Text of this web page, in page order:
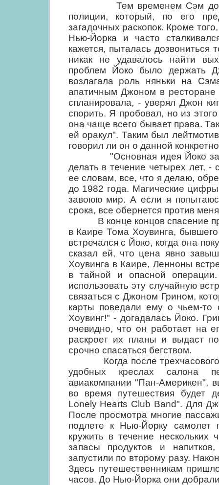
Тем временем Сэм
полиции, который, по его
загадочных раскопок. Кроме
Нью-Йорка и часто
кажется, пыталась
никак не удавалось найти
проблем Йоко было держать
возлагала роль няньки на
апатичным Джоном в
спланировала, - уверял Джон
спорить. Я пробовал, но из
она чаще всего бывает права.
ей оракул". Таким был
говорил ли он о данной
"Основная идея Йоко
делать в течение четырех лет,
ее словам, все, что я делаю,
до 1982 года. Магические
завоюю мир. А если я
срока, все обернется против
В конце концов спасение
в Каире Тома Хоувинга,
встречался с Йоко, когда она
сказал ей, что цена явно
Хоувинга в Каире, Ленноны
в тайной и опасной
использовать эту случайную
связаться с Джоном Грином,
карты поведали ему о чьем-то
Хоувинг!" - догадалась Йоко.
очевидно, что он работает на
раскроет их планы и выдаст
срочно спасаться бегством.
Когда после трехчасового
удобных креслах салона
авиакомпании "Пан-Америкен",
во время путешествия будет
Lonely Hearts Club Band". Для
После просмотра многие
подлете к Нью-Йорку
кружить в течение
запасы продуктов и
запустили по второму разу.
Здесь путешественникам
часов. До Нью-Йорка они